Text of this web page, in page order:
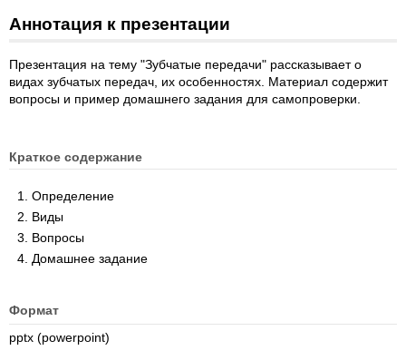
Аннотация к презентации
Презентация на тему "Зубчатые передачи" рассказывает о
видах зубчатых передач, их особенностях. Материал содержит
вопросы и пример домашнего задания для самопроверки.
Краткое содержание
Определение
Виды
Вопросы
Домашнее задание
Формат
pptx (powerpoint)